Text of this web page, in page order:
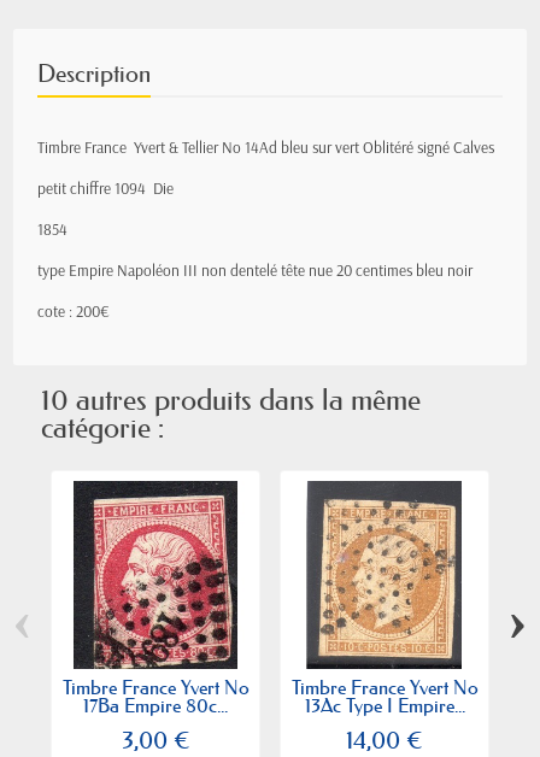
Description
Timbre France Yvert & TellierNo14Ad bleu sur vert Oblitéré signé Calves
petit chiffre 1094 Die
1854
type Empire Napoléon III non dentelé tête nue 20 centimes bleu noir
cote : 200€
10 autres produits dans la même
catégorie :
Timbre France Yvert No
17Ba Empire 80c...
3,00 €
Timbre France Yvert No
13Ac Type I Empire...
14,00 €
‹ ›